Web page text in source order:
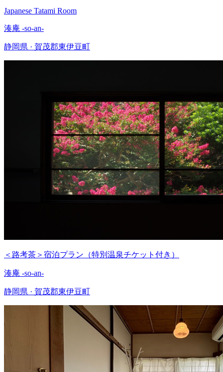
Japanese Tatami Room
湊庵 -so-an-
静岡県 · 賀茂郡東伊豆町
＜路考茶＞宿泊プラン（特別温泉チケット付き）
湊庵 -so-an-
静岡県 · 賀茂郡東伊豆町